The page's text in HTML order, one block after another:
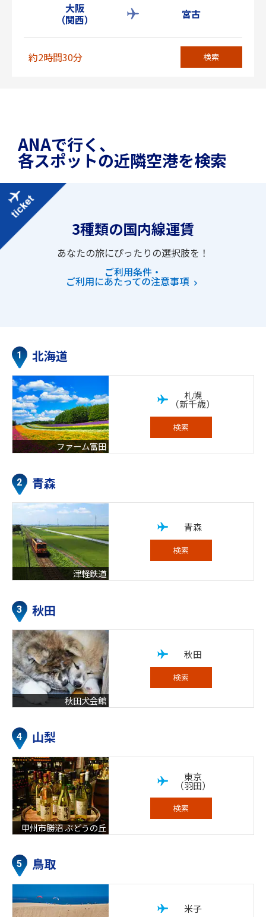
大阪
（関西）
宮古
約2時間30分 検索
ANAで行く、
各スポットの近隣空港を検索
3種類の国内線運賃
あなたの旅にぴったりの選択肢を！
ご利用条件・
ご利用にあたっての注意事項
北海道
ファーム富田
札幌
（新千歳）
検索
青森
津軽鉄道
青森
検索
秋田
秋田犬会館
秋田
検索
山梨
甲州市勝沼 ぶどうの丘
東京
（羽田）
検索
鳥取
米子